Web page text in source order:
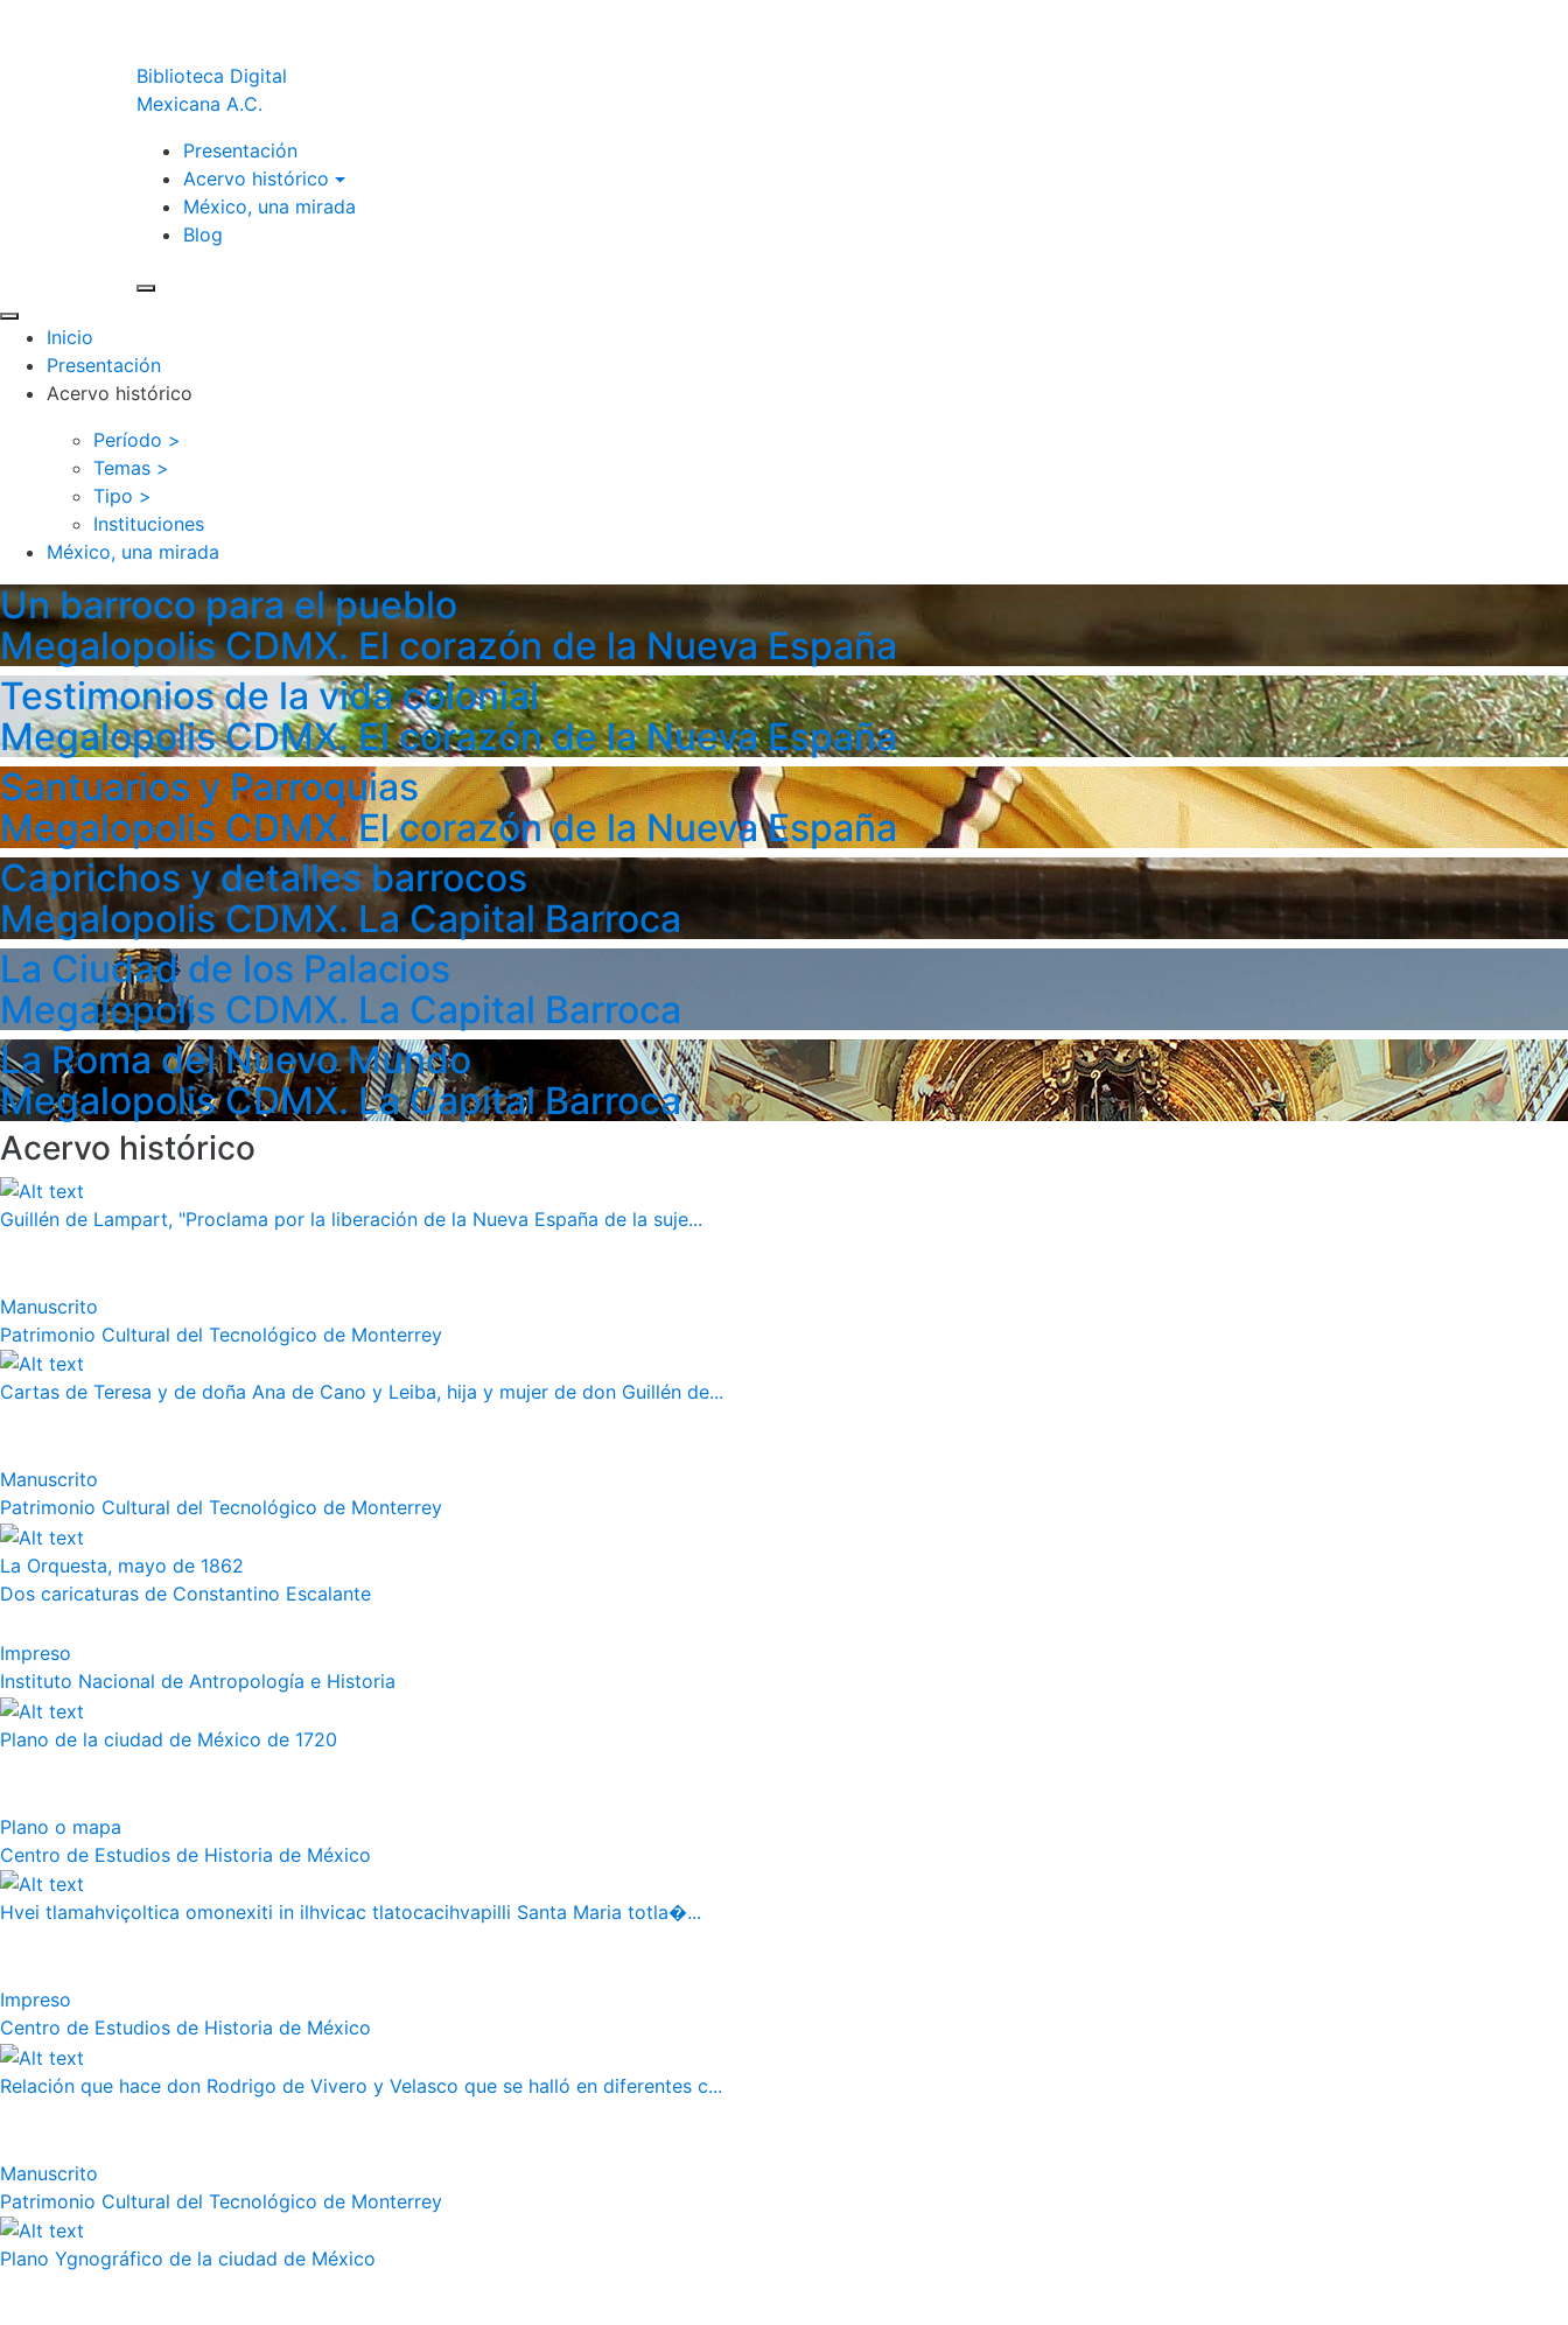
Biblioteca Digital
Mexicana A.C.
Presentación
Acervo histórico
México, una mirada
Blog
Inicio
Presentación
Acervo histórico
Período >
Temas >
Tipo >
Instituciones
México, una mirada
Un barroco para el pueblo
Megalopolis CDMX. El corazón de la Nueva España
Testimonios de la vida colonial
Megalopolis CDMX. El corazón de la Nueva España
Santuarios y Parroquias
Megalopolis CDMX. El corazón de la Nueva España
Caprichos y detalles barrocos
Megalopolis CDMX. La Capital Barroca
La Ciudad de los Palacios
Megalopolis CDMX. La Capital Barroca
La Roma del Nuevo Mundo
Megalopolis CDMX. La Capital Barroca
Acervo histórico
Guillén de Lampart, "Proclama por la liberación de la Nueva España de la suje...
Manuscrito
Patrimonio Cultural del Tecnológico de Monterrey
Cartas de Teresa y de doña Ana de Cano y Leiba, hija y mujer de don Guillén de...
Manuscrito
Patrimonio Cultural del Tecnológico de Monterrey
La Orquesta, mayo de 1862
Dos caricaturas de Constantino Escalante
Impreso
Instituto Nacional de Antropología e Historia
Plano de la ciudad de México de 1720
Plano o mapa
Centro de Estudios de Historia de México
Hvei tlamahviçoltica omonexiti in ilhvicac tlatocacihvapilli Santa Maria totla�...
Impreso
Centro de Estudios de Historia de México
Relación que hace don Rodrigo de Vivero y Velasco que se halló en diferentes c...
Manuscrito
Patrimonio Cultural del Tecnológico de Monterrey
Plano Ygnográfico de la ciudad de México